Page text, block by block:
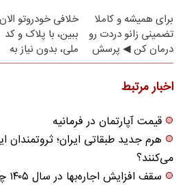
برای همیشه و کاملا
تضمینی زانو دردت رو
درمان کن ◀ پرسش
نامه ▶
خلافی خودروتو الان
ببین، با پلاک و کد
ملی، بدون نیاز به
مراجعه حضوری
اخبار مرتبط
قیمت آپارتمان در فرمانیه
هرم جدید طبقاتی ایران؛ ثروتمندان
می‌کنند؟
سقف افزایش اجاره‌بها در سال ۱۴۰۵ چقدر است؟